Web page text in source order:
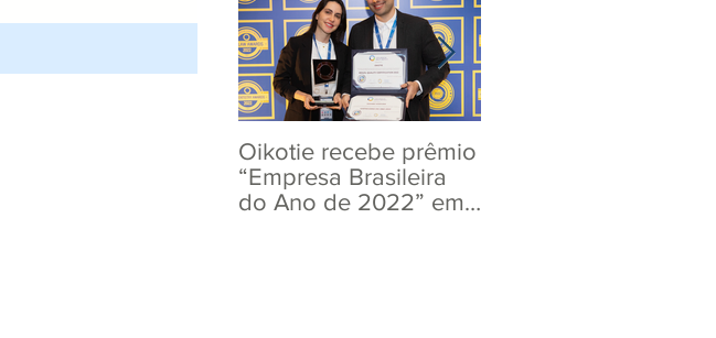
Oikotie recebe prêmio
“Empresa Brasileira
do Ano de 2022” em